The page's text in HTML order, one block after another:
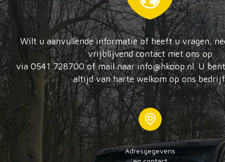
Wilt u aanvullende informatie of heeft u vragen,
vrijblijvend contact met ons op
via 0541 728700 of mail naar info@hkoop.nl. U
altijd van harte welkom op ons
Adresgegevens